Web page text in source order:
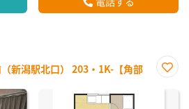
新潟駅北口） 203・1K-【角部
に入